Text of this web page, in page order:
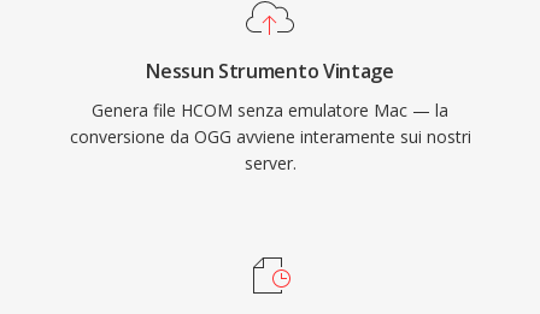
Nessun Strumento Vintage
Genera file HCOM senza emulatore Mac — la
conversione da OGG avviene interamente sui nostri
server.